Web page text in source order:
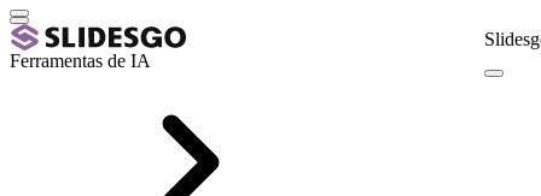
Ferramentas de IA